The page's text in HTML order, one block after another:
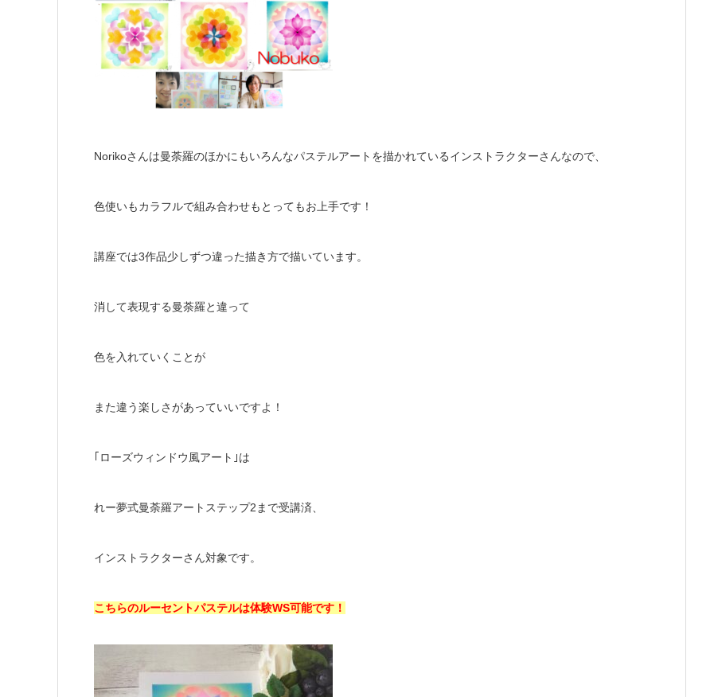
Norikoさんは曼荼羅のほかにもいろんなパステルアートを描かれているインストラクターさんなので、
色使いもカラフルで組み合わせもとってもお上手です！
講座では3作品少しずつ違った描き方で描いています。
消して表現する曼荼羅と違って
色を入れていくことが
また違う楽しさがあっていいですよ！
｢ローズウィンドウ風アート｣は
れー夢式曼荼羅アートステップ2まで受講済、
インストラクターさん対象です。
こちらのルーセントパステルは体験WS可能です！